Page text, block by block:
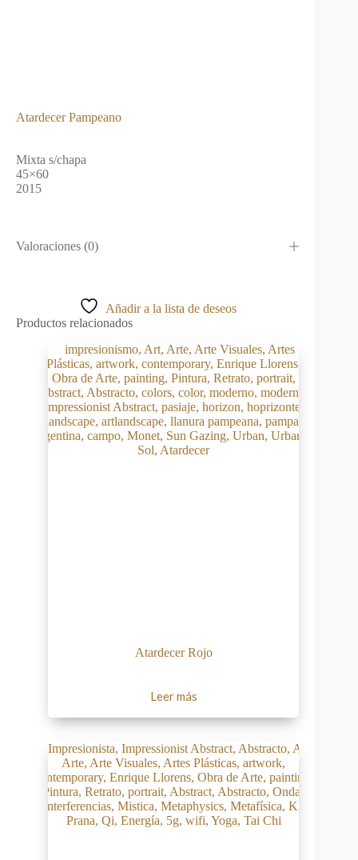
Atardecer Pampeano
Mixta s/chapa
45×60
2015
Valoraciones (0)
Añadir a la lista de deseos
Productos relacionados
Atardecer Rojo
Leer más